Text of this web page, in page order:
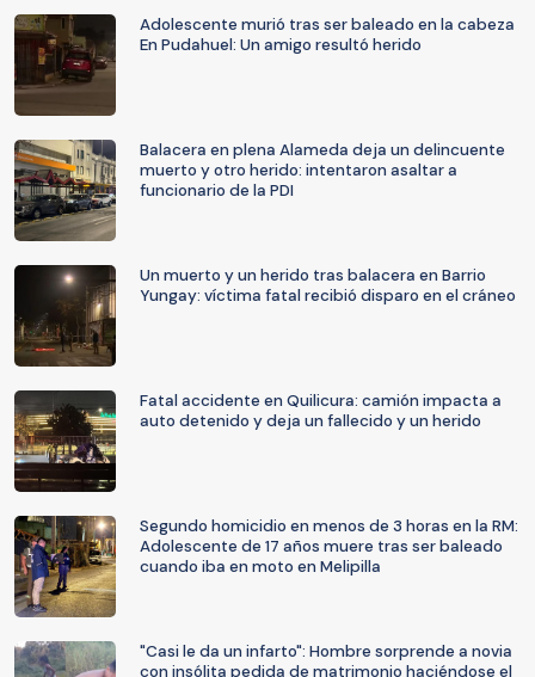
Adolescente murió tras ser baleado en la cabeza
En Pudahuel: Un amigo resultó herido
Balacera en plena Alameda deja un delincuente
muerto y otro herido: intentaron asaltar a
funcionario de la PDI
Un muerto y un herido tras balacera en Barrio
Yungay: víctima fatal recibió disparo en el cráneo
Fatal accidente en Quilicura: camión impacta a
auto detenido y deja un fallecido y un herido
Segundo homicidio en menos de 3 horas en la RM:
Adolescente de 17 años muere tras ser baleado
cuando iba en moto en Melipilla
"Casi le da un infarto": Hombre sorprende a novia
con insólita pedida de matrimonio haciéndose el